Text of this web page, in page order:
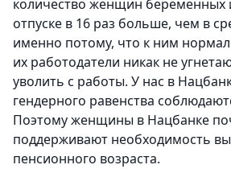
количество женщин беременных
отпуске в 16 раз больше, чем в
именно потому, что к ним
их работодатели никак не
уволить с работы. У нас в
гендерного равенства
Поэтому женщины в Нацбанке
поддерживают необходимость
пенсионного возраста.